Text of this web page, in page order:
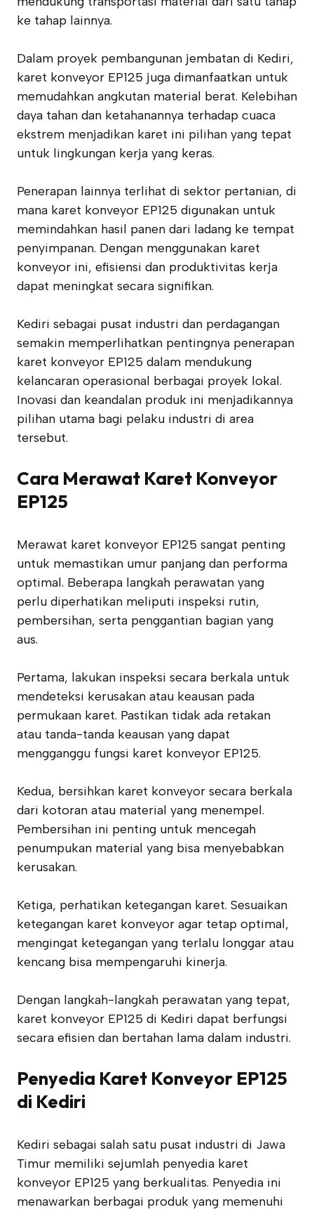
ke tahap lainnya.
Dalam proyek pembangunan jembatan di Kediri,
karet konveyor EP125 juga dimanfaatkan untuk
memudahkan angkutan material berat. Kelebihan
daya tahan dan ketahanannya terhadap cuaca
ekstrem menjadikan karet ini pilihan yang tepat
untuk lingkungan kerja yang keras.
Penerapan lainnya terlihat di sektor pertanian, di
mana karet konveyor EP125 digunakan untuk
memindahkan hasil panen dari ladang ke tempat
penyimpanan. Dengan menggunakan karet
konveyor ini, efisiensi dan produktivitas kerja
dapat meningkat secara signifikan.
Kediri sebagai pusat industri dan perdagangan
semakin memperlihatkan pentingnya penerapan
karet konveyor EP125 dalam mendukung
kelancaran operasional berbagai proyek lokal.
Inovasi dan keandalan produk ini menjadikannya
pilihan utama bagi pelaku industri di area
tersebut.
Cara Merawat Karet Konveyor
EP125
Merawat karet konveyor EP125 sangat penting
untuk memastikan umur panjang dan performa
optimal. Beberapa langkah perawatan yang
perlu diperhatikan meliputi inspeksi rutin,
pembersihan, serta penggantian bagian yang
aus.
Pertama, lakukan inspeksi secara berkala untuk
mendeteksi kerusakan atau keausan pada
permukaan karet. Pastikan tidak ada retakan
atau tanda-tanda keausan yang dapat
mengganggu fungsi karet konveyor EP125.
Kedua, bersihkan karet konveyor secara berkala
dari kotoran atau material yang menempel.
Pembersihan ini penting untuk mencegah
penumpukan material yang bisa menyebabkan
kerusakan.
Ketiga, perhatikan ketegangan karet. Sesuaikan
ketegangan karet konveyor agar tetap optimal,
mengingat ketegangan yang terlalu longgar atau
kencang bisa mempengaruhi kinerja.
Dengan langkah-langkah perawatan yang tepat,
karet konveyor EP125 di Kediri dapat berfungsi
secara efisien dan bertahan lama dalam industri.
Penyedia Karet Konveyor EP125
di Kediri
Kediri sebagai salah satu pusat industri di Jawa
Timur memiliki sejumlah penyedia karet
konveyor EP125 yang berkualitas. Penyedia ini
menawarkan berbagai produk yang memenuhi